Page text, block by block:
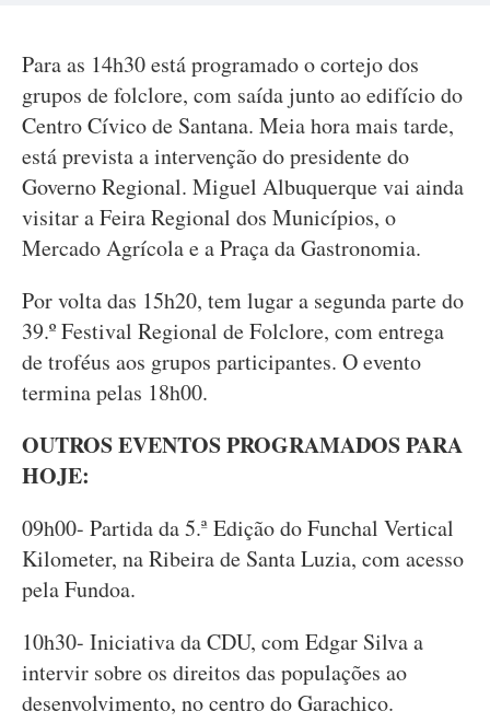
Para as 14h30 está programado o cortejo dos
grupos de folclore, com saída junto ao edifício do
Centro Cívico de Santana. Meia hora mais tarde,
está prevista a intervenção do presidente do
Governo Regional. Miguel Albuquerque vai ainda
visitar a Feira Regional dos Municípios, o
Mercado Agrícola e a Praça da Gastronomia.
Por volta das 15h20, tem lugar a segunda parte do
39.º Festival Regional de Folclore, com entrega
de troféus aos grupos participantes. O evento
termina pelas 18h00.
OUTROS EVENTOS PROGRAMADOS PARA
HOJE:
09h00- Partida da 5.ª Edição do Funchal Vertical
Kilometer, na Ribeira de Santa Luzia, com acesso
pela Fundoa.
10h30- Iniciativa da CDU, com Edgar Silva a
intervir sobre os direitos das populações ao
desenvolvimento, no centro do Garachico.